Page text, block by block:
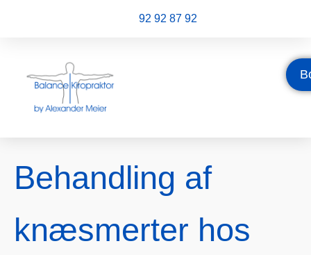
92 92 87 92
Behandling af
knæsmerter hos